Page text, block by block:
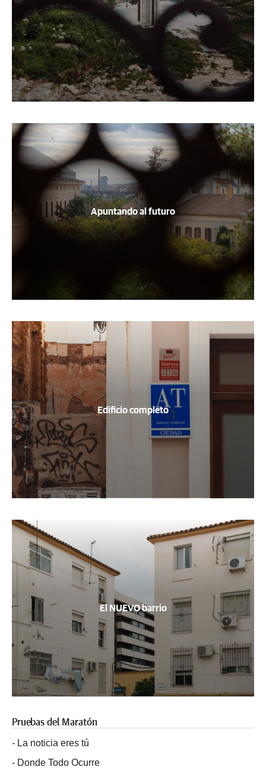
Apuntando al futuro
Edificio completo
El NUEVO barrio
Pruebas del Maratón
- La noticia eres tú
- Donde Todo Ocurre